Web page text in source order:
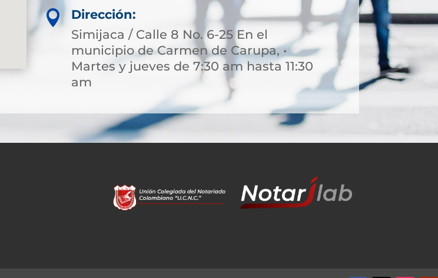

Dirección:
Simijaca / Calle 8 No. 6-25 En el
municipio de Carmen de Carupa, •
Martes y jueves de 7:30 am hasta 11:30
am